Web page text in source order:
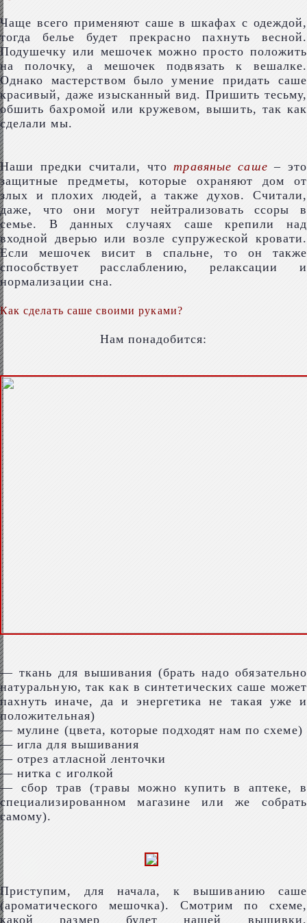
Чаще всего применяют саше в шкафах с одеждой,
тогда белье будет прекрасно пахнуть весной.
Подушечку или мешочек можно просто положить
на полочку, а мешочек подвязать к вешалке.
Однако мастерством было умение придать саше
красивый, даже изысканный вид. Пришить тесьму,
обшить бахромой или кружевом, вышить, так как
сделали мы.
Наши предки считали, чтотравяные саше – это
защитные предметы, которые охраняют дом от
злых и плохих людей, а также духов. Считали,
даже, что они могут нейтрализовать ссоры в
семье. В данных случаях саше крепили над
входной дверью или возле супружеской кровати.
Если мешочек висит в спальне, то он также
способствует расслаблению, релаксации и
нормализации сна.
Как сделать саше своими руками?
Нам понадобится:
— ткань для вышивания (брать надо обязательно
натуральную, так как в синтетических саше может
пахнуть иначе, да и энергетика не такая уже и
положительная)
— мулине (цвета, которые подходят нам по схеме)
— игла для вышивания
— отрез атласной ленточки
— нитка с иголкой
— сбор трав (травы можно купить в аптеке, в
специализированном магазине или же собрать
самому).
Приступим, для начала, к вышиванию саше
(ароматического мешочка). Смотрим по схеме,
какой размер будет нашей вышивки,